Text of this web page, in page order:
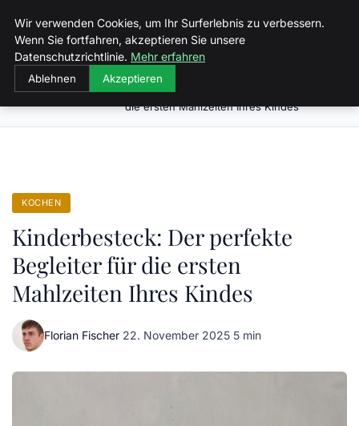
Sizilien Fewo
Kinderbesteck: Der perfekte Begleiter für
die ersten Mahlzeiten Ihres Kindes
KOCHEN
Kinderbesteck: Der perfekte
Begleiter für die ersten
Mahlzeiten Ihres Kindes
Florian Fischer·22. November 2025·5 min
Wir verwenden Cookies, um Ihr Surferlebnis zu verbessern.
Wenn Sie fortfahren, akzeptieren Sie unsere
Datenschutzrichtlinie. Mehr erfahren
Ablehnen Akzeptieren